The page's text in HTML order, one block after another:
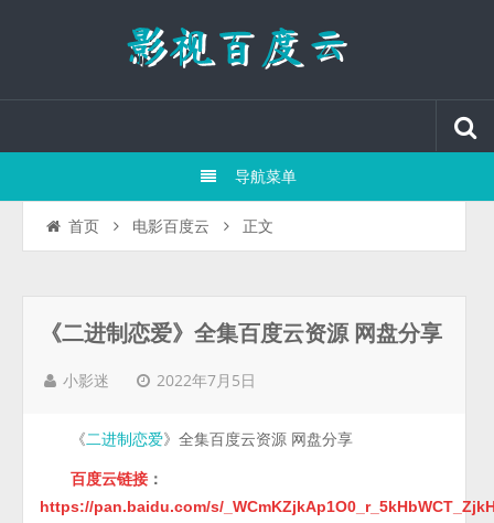
导航菜单
首页 电影百度云 正文
《二进制恋爱》全集百度云资源 网盘分享
小影迷 2022年7月5日
《二进制恋爱》全集百度云资源 网盘分享
百度云链接 ：
https://pan.baidu.com/s/